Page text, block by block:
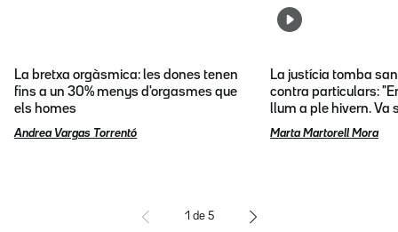
La bretxa orgàsmica: les dones tenen
fins a un 30% menys d'orgasmes que
els homes
Andrea Vargas Torrentó
La justícia tomba
contra particulars:
llum a ple hivern. Va
Marta Martorell Mora
1 de 5